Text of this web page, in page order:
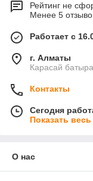
Рейтинг не
Менее 5
Работает с
г. Алматы
Карасай
Контакты
Сегодня
Показать
О нас